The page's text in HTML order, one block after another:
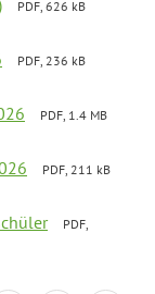
PDF, 626 kB
PDF, 236 kB
PDF, 1.4 MB
PDF, 211 kB
PDF,